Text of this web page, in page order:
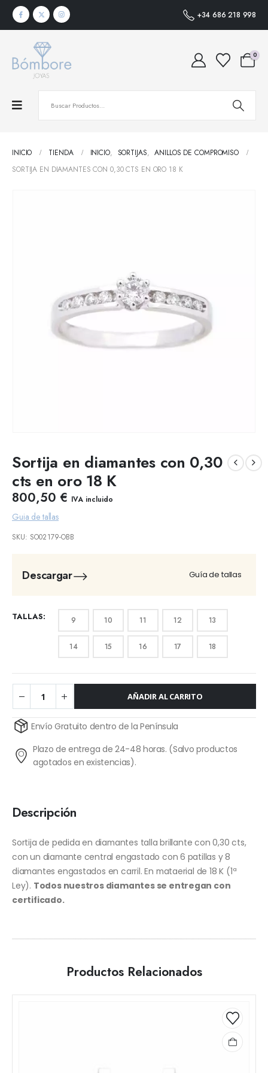
+34 686 218 998
0
INICIO TIENDA INICIO, SORTIJAS, ANILLOS DE COMPROMISO
SORTIJA EN DIAMANTES CON 0,30 CTS EN ORO 18 K
Sortija en diamantes con 0,30
cts en oro 18 K
800,50 € IVA incluido
Guia de tallas
SKU: SO02179-OBB
Descargar Guía de tallas
TALLAS 9 10 11 12 13
14 15 16 17 18
AÑADIR AL CARRITO
Alternative:Envío Gratuito dentro de la Península
Plazo de entrega de 24-48 horas. (Salvo productos
agotados en existencias).
Descripción
Sortija de pedida en diamantes talla brillante con 0,30 cts,
con un diamante central engastado con 6 patillas y 8
diamantes engastados en carril. En mataerial de 18 K (1ª
Ley). Todos nuestros diamantes se entregan con
certificado.
Productos Relacionados